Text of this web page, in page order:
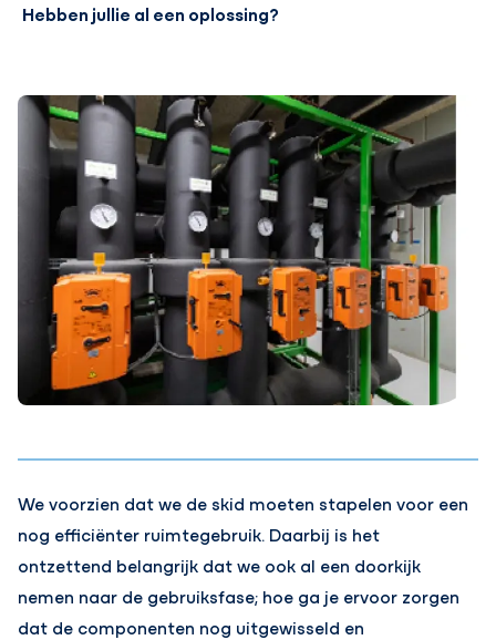
Hebben jullie al een oplossing?
We voorzien dat we de skid moeten stapelen voor een
nog efficiënter ruimtegebruik. Daarbij is het
ontzettend belangrijk dat we ook al een doorkijk
nemen naar de gebruiksfase; hoe ga je ervoor zorgen
dat de componenten nog uitgewisseld en